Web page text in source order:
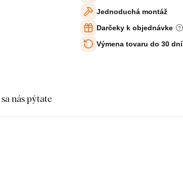
Jednoduchá montáž
Darčeky k objednávke
Výmena tovaru do 30 dní
nás pýtate